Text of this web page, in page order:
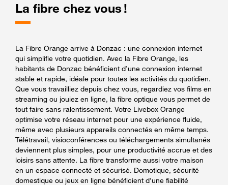
La fibre chez vous !
La Fibre Orange arrive à Donzac : une connexion internet
qui simplifie votre quotidien. Avec la Fibre Orange, les
habitants de Donzac bénéficient d’une connexion internet
stable et rapide, idéale pour toutes les activités du quotidien.
Que vous travailliez depuis chez vous, regardiez vos films en
streaming ou jouiez en ligne, la fibre optique vous permet de
tout faire sans ralentissement. Votre Livebox Orange
optimise votre réseau internet pour une expérience fluide,
même avec plusieurs appareils connectés en même temps.
Télétravail, visioconférences ou téléchargements simultanés
deviennent plus simples, pour une productivité accrue et des
loisirs sans attente. La fibre transforme aussi votre maison
en un espace connecté et sécurisé. Domotique, sécurité
domestique ou jeux en ligne bénéficient d’une fiabilité